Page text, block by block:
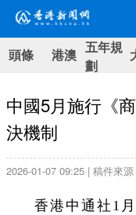
頭條 港澳 五年規
劃
中國5月施行《
決機制
2026-01-07 09:25 | 稿件來
香港中通社1